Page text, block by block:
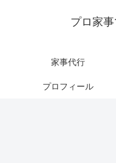
プロ家
家事代行
プロフィール